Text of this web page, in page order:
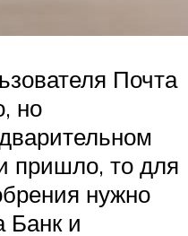
Почта
но
пришло, то для
нужно
Банк и